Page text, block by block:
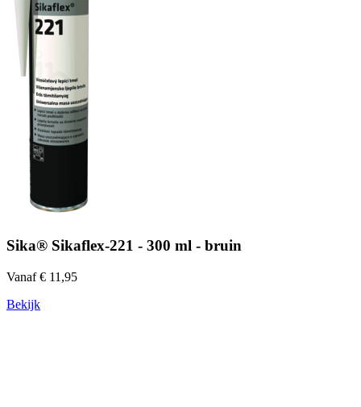
Sika® Sikaflex-221 - 300 ml - bruin
Vanaf € 11,95
Bekijk